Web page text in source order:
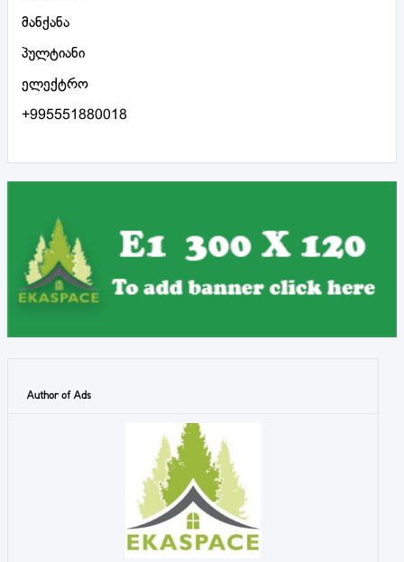
მანქანა
პულტიანი
ელექტრო
+995551880018
Author of Ads